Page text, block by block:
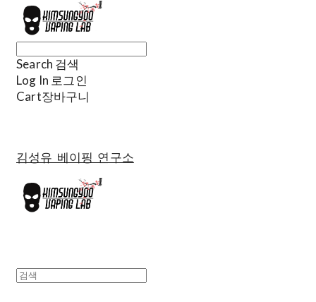
Search 검색
Log In 로그인
Cart장바구니
김성유 베이핑 연구소